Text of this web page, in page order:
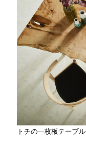
トチの一枚板テーブル